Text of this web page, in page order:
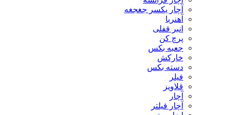
آچار یکسر جغجغه
آهنربا
انبر قفلی
پرچ کن
جعبه بکس
خارکش
دسته بکس
فیلر
قلاویز
آچار
آچار فیلتر